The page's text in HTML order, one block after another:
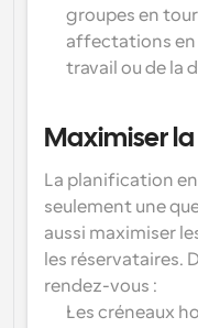
Programmation
Flux de travail
Automatiser la
Restez à jour
jour
Réunions
Rencontrez des
Liens de
Réservez
personnes
groupes en
affectations en
travail ou de la
Maximiser
La planification
seulement une
aussi maximiser
les réservataires.
rendez-vous :
Les créneaux